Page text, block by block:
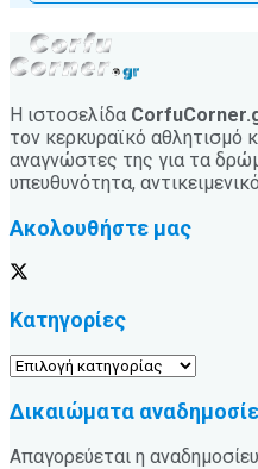
Η ιστοσελίδα
τον κερκυραϊκό αθλητισμό
αναγνώστες της για τα
υπευθυνότητα,
Ακολουθήστε μας
Κατηγορίες
Κατηγορίες
Δικαιώματα
Απαγορεύεται η